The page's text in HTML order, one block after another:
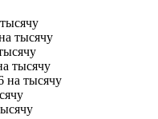
тысячу
тысячу
на тысячу